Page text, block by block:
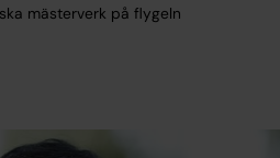
mästerverk på flygeln